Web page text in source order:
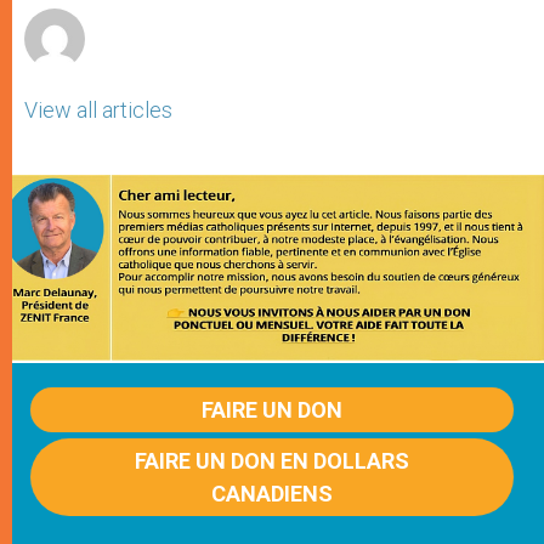
View all articles
FAIRE UN DON
FAIRE UN DON EN DOLLARS
CANADIENS